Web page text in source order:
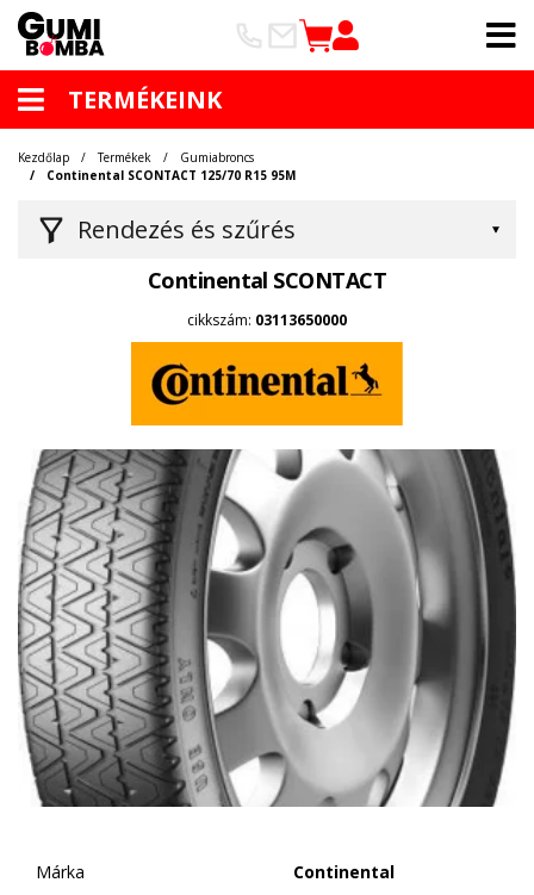
TERMÉKEINK
Rendezés és szűrés
Kezdőlap Termékek
Gumiabroncs
Continental SCONTACT 125/70 R15 95M
Continental SCONTACT
cikkszám: 03113650000
Márka
Continental